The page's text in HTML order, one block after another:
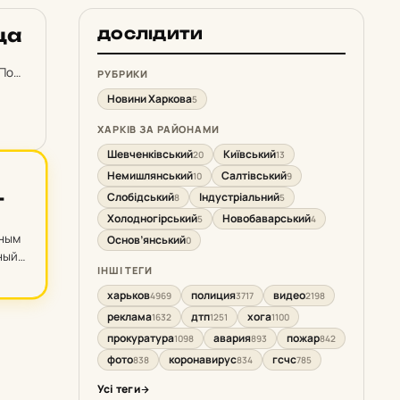
ДОСЛІДИТИ
РУБРИКИ
Новини Харкова5
ХАРКІВ ЗА РАЙОНАМИ
Шевченківський20 Київський13
Немишлянський10 Салтівський9
Слобідський8 Індустріальний5
Холодногірський5 Новобаварський4
Основ’янський0
ІНШІ ТЕГИ
харьков4969 полиция3717 видео2198
реклама1632 дтп1251 хога1100
прокуратура1098 авария893 пожар842
фото838 коронавирус834 гсчс785
Усі теги